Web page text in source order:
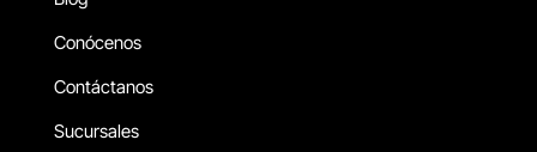
Conócenos
Contáctanos
Sucursales